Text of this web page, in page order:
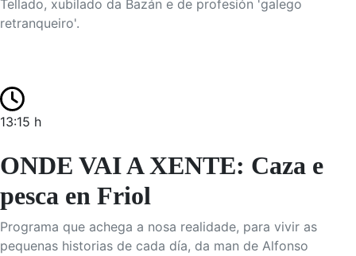
Tellado, xubilado da Bazán e de profesión 'galego
retranqueiro'.
13:15 h
ONDE VAI A XENTE: Caza e
pesca en Friol
Programa que achega a nosa realidade, para vivir as
pequenas historias de cada día, da man de Alfonso